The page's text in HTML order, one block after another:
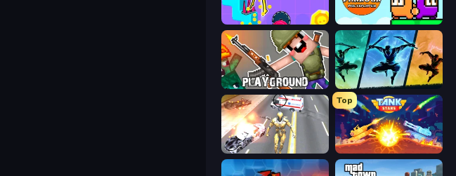
No Pain No Gain - Ragdoll Sandbox Ninja Parkour Multiplayer
Playground Shadow Ninja Revenge
Top
Tank Stars